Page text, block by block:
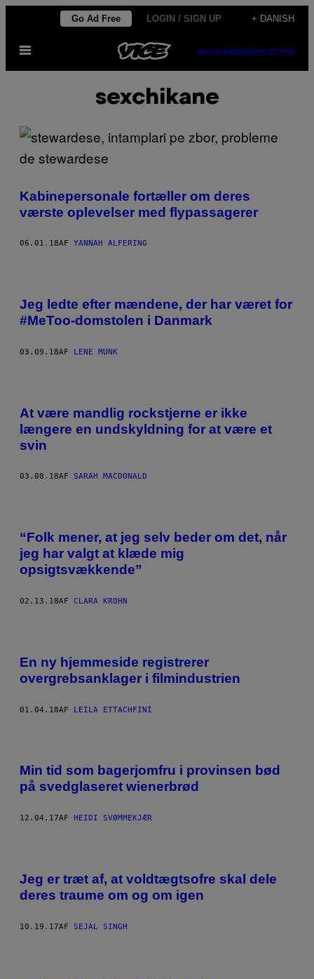
indhold
Go Ad Free LOGIN / SIGN UP + DANISH
Åbn
SUBSCRIBENEWSLETTER
sexchikane
Kabinepersonale fortæller om deres
værste oplevelser med flypassagerer
06.01.18AF YANNAH ALFERING
Jeg ledte efter mændene, der har været for
#MeToo-domstolen i Danmark
03.09.18AF LENE MUNK
At være mandlig rockstjerne er ikke
længere en undskyldning for at være et
svin
03.08.18AF SARAH MACDONALD
“Folk mener, at jeg selv beder om det, når
jeg har valgt at klæde mig
opsigtsvækkende”
02.13.18AF CLARA KROHN
En ny hjemmeside registrerer
overgrebsanklager i filmindustrien
01.04.18AF LEILA ETTACHFINI
Min tid som bagerjomfru i provinsen bød
på svedglaseret wienerbrød
12.04.17AF HEIDI SVØMMEKJÆR
Jeg er træt af, at voldtægtsofre skal dele
deres traume om og om igen
10.19.17AF SEJAL SINGH